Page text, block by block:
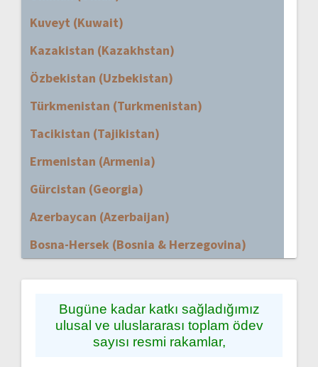
Kuveyt (Kuwait)
Kazakistan (Kazakhstan)
Özbekistan (Uzbekistan)
Türkmenistan (Turkmenistan)
Tacikistan (Tajikistan)
Ermenistan (Armenia)
Gürcistan (Georgia)
Azerbaycan (Azerbaijan)
Bosna-Hersek (Bosnia & Herzegovina)
Bugüne kadar katkı sağladığımız
ulusal ve uluslararası toplam ödev
sayısı resmi rakamlar,